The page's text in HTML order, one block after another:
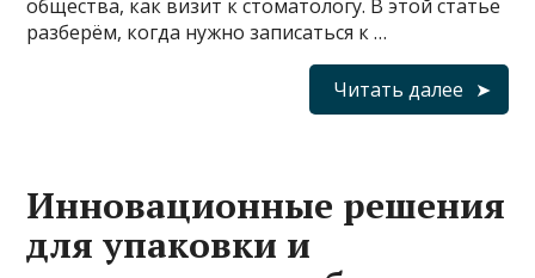
общества, как визит к стоматологу. В этой статье
разберём, когда нужно записаться к …
Читать далее
Инновационные решения
для упаковки и